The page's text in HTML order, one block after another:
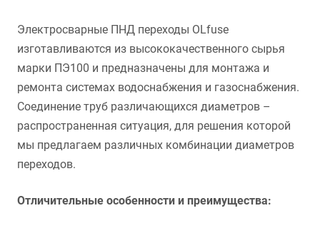
Электросварные ПНД переходы OLfuse
изготавливаются из высококачественного сырья
марки ПЭ100 и предназначены для монтажа и
ремонта системах водоснабжения и газоснабжения.
Соединение труб различающихся диаметров –
распространенная ситуация, для решения которой
мы предлагаем различных комбинации диаметров
переходов.
Отличительные особенности и преимущества: